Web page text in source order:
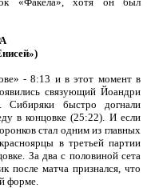
- 8:13 и в этот момент в
связующий Йоандри
Сибиряки быстро догнали
в концовке (25:22). И если
стал одним из главных
в третьей партии
За два с половиной сета
после матча признался, что
форме.